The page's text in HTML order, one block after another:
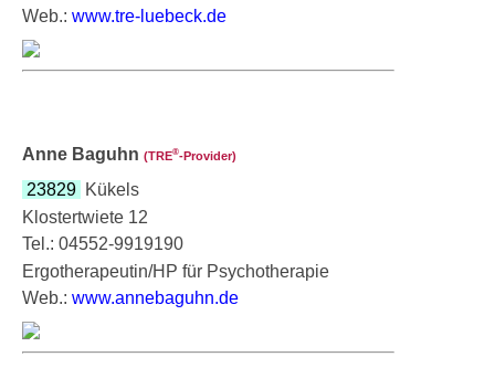
Web.: www.tre-luebeck.de
Anne Baguhn (TRE®‑Provider)
23829 Kükels
Klostertwiete 12
Tel.: 04552-9919190
Ergotherapeutin/HP für Psychotherapie
Web.: www.annebaguhn.de